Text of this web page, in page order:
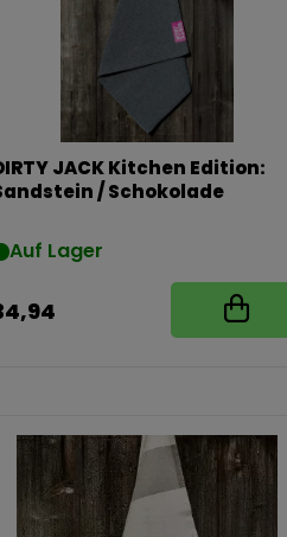
JACK Kitchen Edition:
/ Schokolade
Auf Lager